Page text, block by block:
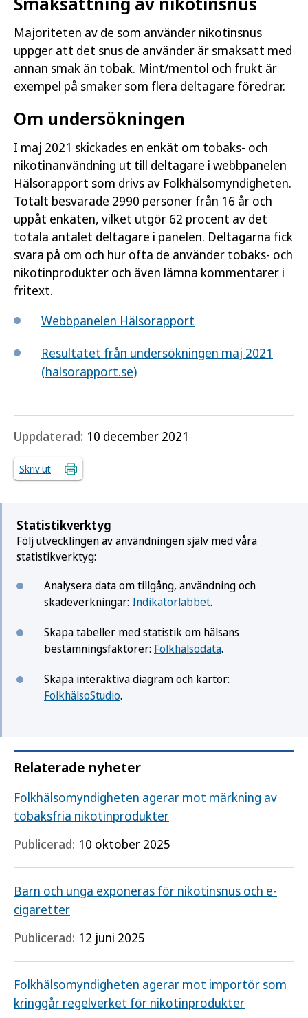
Majoriteten av de som använder nikotinsnus
uppger att det snus de använder är smaksatt med
annan smak än tobak. Mint/mentol och frukt är
exempel på smaker som flera deltagare föredrar.
Om undersökningen
I maj 2021 skickades en enkät om tobaks- och
nikotinanvändning ut till deltagare i webbpanelen
Hälsorapport som drivs av Folkhälsomyndigheten.
Totalt besvarade 2990 personer från 16 år och
uppåt enkäten, vilket utgör 62 procent av det
totala antalet deltagare i panelen. Deltagarna fick
svara på om och hur ofta de använder tobaks- och
nikotinprodukter och även lämna kommentarer i
fritext.
Webbpanelen Hälsorapport
Resultatet från undersökningen maj 2021
(halsorapport.se)
Uppdaterad: 10 december 2021
Skriv ut
Statistikverktyg
Följ utvecklingen av användningen själv med våra
statistikverktyg:
Analysera data om tillgång, användning och
skadeverkningar: Indikatorlabbet.
Skapa tabeller med statistik om hälsans
bestämningsfaktorer: Folkhälsodata.
Skapa interaktiva diagram och kartor:
FolkhälsoStudio.
Relaterade nyheter
Folkhälsomyndigheten agerar mot märkning av
tobaksfria nikotinprodukter
Publicerad: 10 oktober 2025
Barn och unga exponeras för nikotinsnus och e-
cigaretter
Publicerad: 12 juni 2025
Folkhälsomyndigheten agerar mot importör som
kringgår regelverket för nikotinprodukter